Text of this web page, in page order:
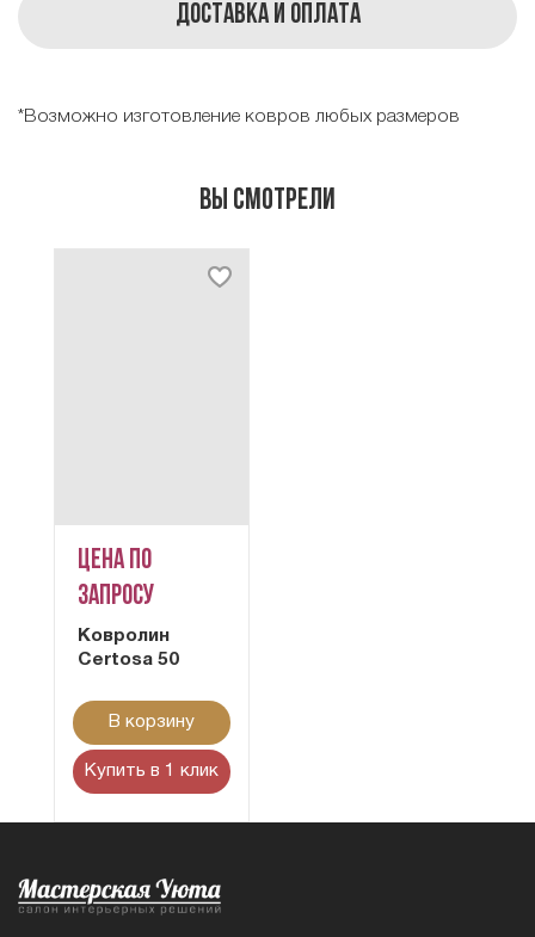
Доставка и оплата
*Возможно изготовление ковров любых размеров
Вы смотрели
Цена по
запросу
Ковролин
Certosa 50
В корзину
Купить в 1 клик